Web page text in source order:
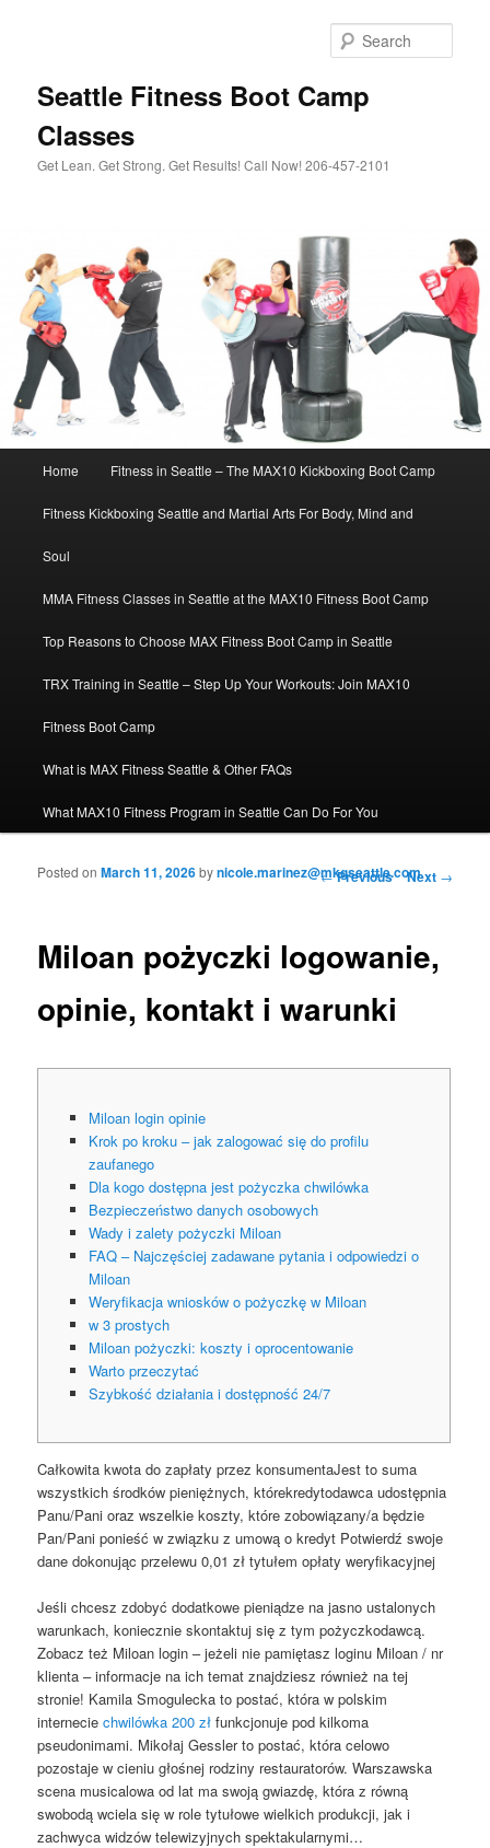
Seattle Fitness Boot Camp
Classes
Get Lean. Get Strong. Get Results! Call Now! 206-457-2101
Skip to primary content
Skip to secondary content
Home Fitness in Seattle – The MAX10 Kickboxing Boot Camp
Fitness Kickboxing Seattle and Martial Arts For Body, Mind and
Soul
MMA Fitness Classes in Seattle at the MAX10 Fitness Boot Camp
Top Reasons to Choose MAX Fitness Boot Camp in Seattle
TRX Training in Seattle – Step Up Your Workouts: Join MAX10
Fitness Boot Camp
What is MAX Fitness Seattle & Other FAQs
What MAX10 Fitness Program in Seattle Can Do For You
Post navigation
←Previous Next →
Miloan pożyczki logowanie,
opinie, kontakt i warunki
Posted onMarch 11, 2026bynicole.marinez@mkgseattle.com
Miloan login opinie
Krok po kroku – jak zalogować się do profilu
zaufanego
Dla kogo dostępna jest pożyczka chwilówka
Bezpieczeństwo danych osobowych
Wady i zalety pożyczki Miloan
FAQ – Najczęściej zadawane pytania i odpowiedzi o
Miloan
Weryfikacja wniosków o pożyczkę w Miloan
w 3 prostych
Miloan pożyczki: koszty i oprocentowanie
Warto przeczytać
Szybkość działania i dostępność 24/7
Całkowita kwota do zapłaty przez konsumentaJest to suma
wszystkich środków pieniężnych, którekredytodawca udostępnia
Panu/Pani oraz wszelkie koszty, które zobowiązany/a będzie
Pan/Pani ponieść w związku z umową o kredyt Potwierdź swoje
dane dokonując przelewu 0,01 zł tytułem opłaty weryfikacyjnej
Jeśli chcesz zdobyć dodatkowe pieniądze na jasno ustalonych
warunkach, koniecznie skontaktuj się z tym pożyczkodawcą.
Zobacz też Miloan login – jeżeli nie pamiętasz loginu Miloan / nr
klienta – informacje na ich temat znajdziesz również na tej
stronie! Kamila Smogulecka to postać, która w polskim
interneciechwilówka 200 zł funkcjonuje pod kilkoma
pseudonimami. Mikołaj Gessler to postać, która celowo
pozostaje w cieniu głośnej rodziny restauratorów. Warszawska
scena musicalowa od lat ma swoją gwiazdę, która z równą
swobodą wciela się w role tytułowe wielkich produkcji, jak i
zachwyca widzów telewizyjnych spektakularnymi…